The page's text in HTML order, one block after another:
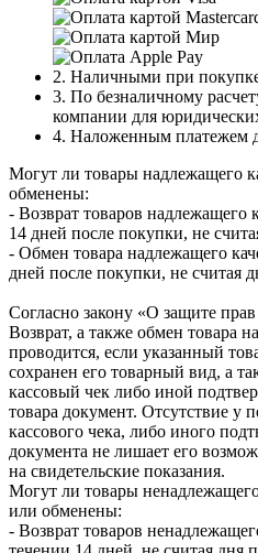
2. Наличными при
3. По безналичному
компании для
4. Наложенным платежем
Могут ли товары надлежащего
обменены:
- Возврат товаров надлежащего
14 дней после покупки, не
- Обмен товара надлежащего
дней после покупки, не считая
Согласно закону «О защите
Возврат, а также обмен товара
проводится, если указанный
сохранен его товарный вид, а
кассовый чек либо иной
товара документ. Отсутствие у
кассового чека, либо иного
документа не лишает его
на свидетельские показания.
Могут ли товары
или обменены:
- Возврат товаров